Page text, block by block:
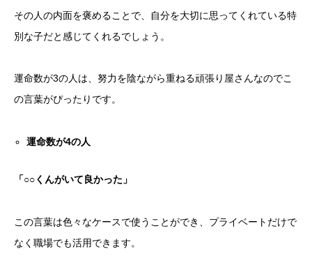
その人の内面を褒めることで、自分を大切に思ってくれている特
別な子だと感じてくれるでしょう。
運命数が3の人は、努力を陰ながら重ねる頑張り屋さんなのでこ
の言葉がぴったりです。
運命数が4の人
「○○くんがいて良かった」
この言葉は色々なケースで使うことができ、プライベートだけで
なく職場でも活用できます。